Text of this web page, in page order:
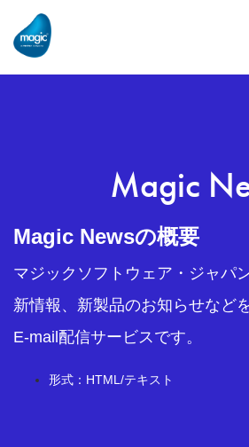
Magic
Magic Newsの概要
マジックソフトウェア・ジャパ
新情報、新製品のお知らせなど
E-mail配信サービスです。
形式：HTML/テキスト